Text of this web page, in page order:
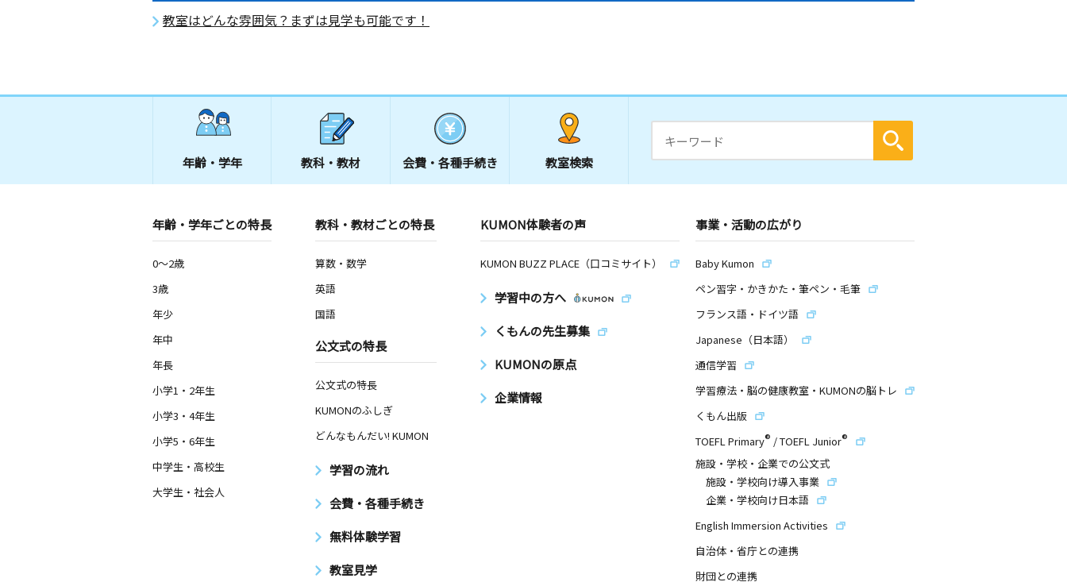
教室はどんな雰囲気？まずは見学も可能です！
年齢・学年 教科・教材 会費・ 各種手続き 教室検索
年齢・学年ごとの特長
0～2歳
3歳
年少
年中
年長
小学1・2年生
小学3・4年生
小学5・6年生
中学生・高校生
大学生・社会人
教科・教材ごとの特長
算数・数学
英語
国語
公文式の特長
公文式の特長
KUMONのふしぎ
どんなもんだい! KUMON
学習の流れ
会費・各種手続き
無料体験学習
教室見学
KUMON体験者の声
KUMON BUZZ PLACE（口コミサイト）
学習中の方へ
くもんの先生募集
KUMONの原点
企業情報
事業・活動の広がり
Baby Kumon
ペン習字・かきかた・筆ペン・毛筆
フランス語・ドイツ語
Japanese（日本語）
通信学習
学習療法・脳の健康教室・KUMONの脳トレ
くもん出版
TOEFL Primary® /TOEFL Junior®
施設・学校・企業での公文式
施設・学校向け導入事業
企業・学校向け日本語
English Immersion Activities
自治体・省庁との連携
財団との連携